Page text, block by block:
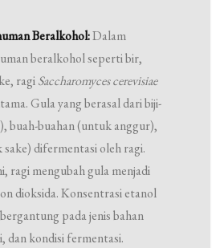
Beralkohol:Dalam
beralkohol seperti bir,
ragiSaccharomyces cerevisiae
Gula yang berasal dari biji-
buah-buahan (untuk anggur),
difermentasi oleh ragi.
ragi mengubah gula menjadi
dioksida. Konsentrasi etanol
pada jenis bahan
dan kondisi fermentasi.